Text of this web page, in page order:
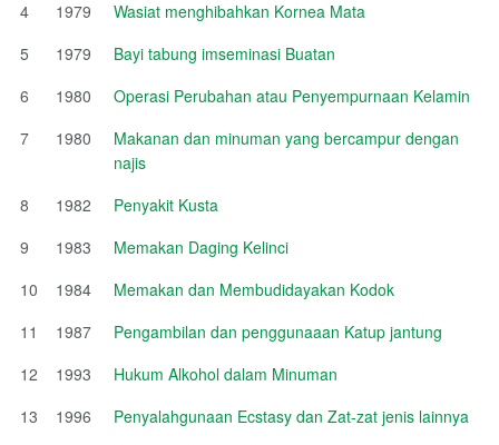
4
1979
Wasiat menghibahkan Kornea Mata
5
1979
Bayi tabung imseminasi Buatan
6
1980
Operasi Perubahan atau Penyempurnaan Kelamin
7
1980
Makanan dan minuman yang bercampur dengan
najis
8
1982
Penyakit Kusta
9
1983
Memakan Daging Kelinci
10
1984
Memakan dan Membudidayakan Kodok
11
1987
Pengambilan dan penggunaaan Katup jantung
12
1993
Hukum Alkohol dalam Minuman
13
1996
Penyalahgunaan Ecstasy dan Zat-zat jenis lainnya